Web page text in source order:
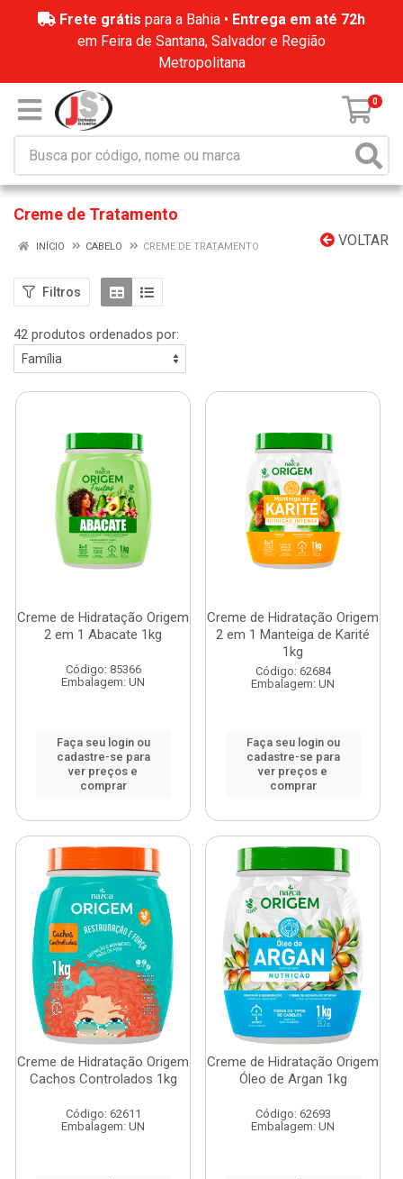
Frete grátis para a Bahia • Entrega em até 72h
em Feira de Santana, Salvador e Região
Metropolitana
0
Creme de Tratamento
VOLTAR
INÍCIO CABELO CREME DE TRATAMENTO
Filtros
42 produtos ordenados por:
Creme de Hidratação Origem
2 em 1 Abacate 1kg
Código: 85366
Embalagem: UN
Faça seu login ou
cadastre-se para
ver preços e
comprar
Creme de Hidratação Origem
2 em 1 Manteiga de Karité
1kg
Código: 62684
Embalagem: UN
Faça seu login ou
cadastre-se para
ver preços e
comprar
Creme de Hidratação Origem
Cachos Controlados 1kg
Código: 62611
Embalagem: UN
Creme de Hidratação Origem
Óleo de Argan 1kg
Código: 62693
Embalagem: UN